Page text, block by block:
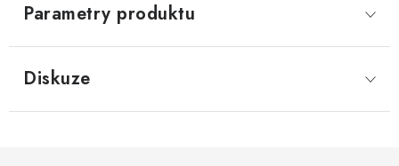
Parametry produktu
Diskuze